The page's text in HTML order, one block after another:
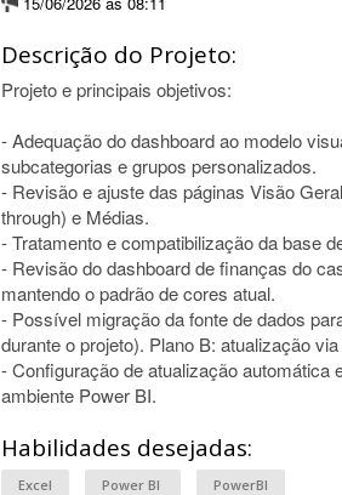
Descrição do Projeto:
Projeto e principais objetivos:
- Adequação do dashboard ao modelo
subcategorias e grupos personalizados.
- Revisão e ajuste das páginas Visão
through) e Médias.
- Tratamento e compatibilização da base
- Revisão do dashboard de finanças do
mantendo o padrão de cores atual.
- Possível migração da fonte de dados
durante o projeto). Plano B: atualização
- Configuração de atualização
ambiente Power BI.
Habilidades desejadas:
Excel Power BI PowerBI